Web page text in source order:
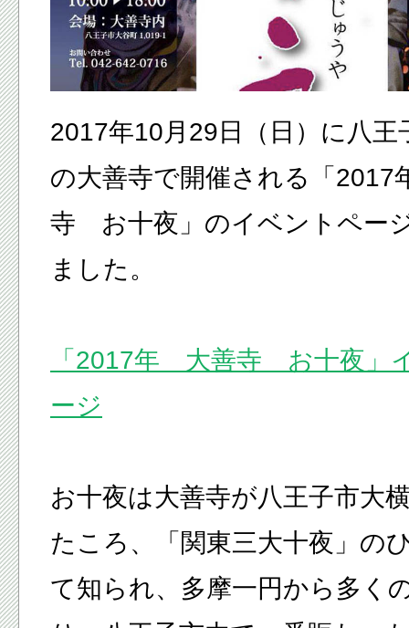
2017年10月29日（日）に八王
の大善寺で開催される「
寺 お十夜」のイベントペー
ました。
「2017年 大善寺 お十夜」
ージ
お十夜は大善寺が八王子市大
たころ、「関東三大十夜」の
て知られ、多摩一円から多く